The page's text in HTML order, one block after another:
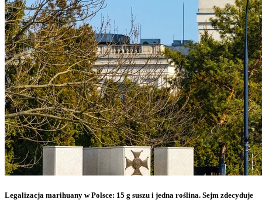
Legalizacja marihuany w Polsce: 15 g suszu i jedna roślina. Sejm zdecyduje